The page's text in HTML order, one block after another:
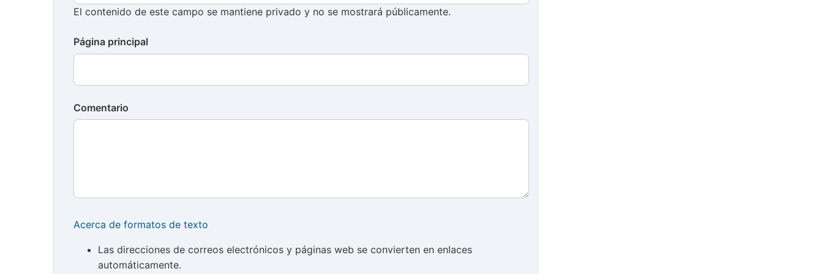
El contenido de este campo se mantiene privado y no se mostrará públicamente.
Página principal
Comentario
Acerca de formatos de texto
Las direcciones de correos electrónicos y páginas web se convierten en enlaces
automáticamente.